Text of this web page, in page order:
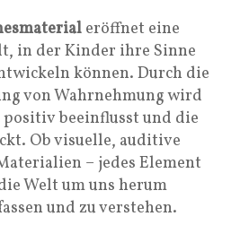
eröffnet eine
in der Kinder ihre Sinne
können. Durch die
von Wahrnehmung wird
positiv beeinflusst und die
Ob visuelle, auditive
– jedes Element
Welt um uns herum
und zu verstehen.